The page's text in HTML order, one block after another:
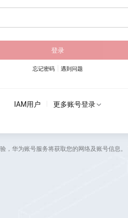
登录
忘记密码 遇到问题
IAM用户 更多账号登录
，华为账号服务将获取您的网络及账号信息。